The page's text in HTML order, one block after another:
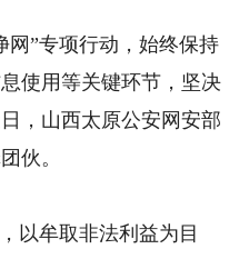
网”专项行动，始终保持
使用等关键环节，坚决
，山西太原公安网安部
伙。
以牟取非法利益为目